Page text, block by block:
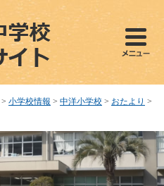
> 小学校情報 > 中洋小学校 > おたより >